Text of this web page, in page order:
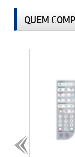
QUEM